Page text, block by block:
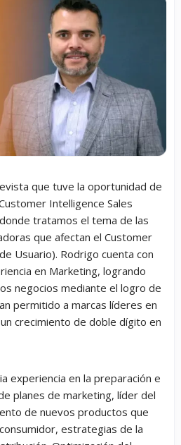
que tuve la oportunidad de
Intelligence Sales
tratamos el tema de las
que afectan el Customer
Usuario). Rodrigo cuenta con
en Marketing, logrando
negocios mediante el logro de
permitido a marcas líderes en
crecimiento de doble dígito en
experiencia en la preparación e
planes de marketing, líder del
de nuevos productos que
estrategias de la